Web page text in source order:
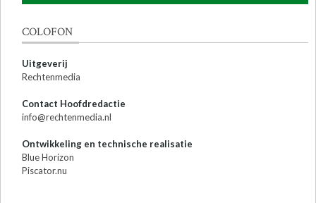
COLOFON
Uitgeverij
Rechtenmedia
Contact Hoofdredactie
info@rechtenmedia.nl
Ontwikkeling en technische realisatie
Blue Horizon
Piscator.nu